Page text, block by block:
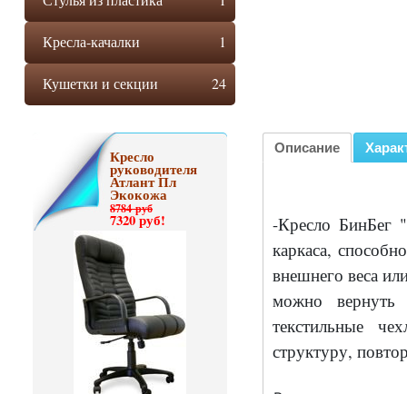
1
Кресла-качалки
24
Кушетки и секции
Кресло
руководителя
Атлант Пл
Экокожа
8784 руб
7320 руб!
Описание
-Кресло БинБег
каркаса,
внешнего веса
можно вернуть
текстильные
структуру,